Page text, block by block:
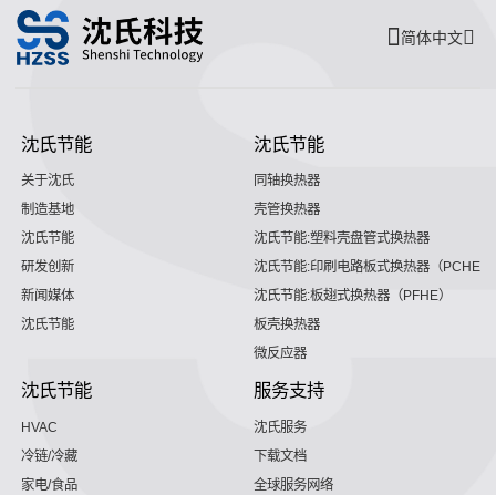
简体中文
沈氏节能
关于沈氏
制造基地
沈氏节能
研发创新
新闻媒体
沈氏节能
沈氏节能
同轴换热器
壳管换热器
沈氏节能:塑料壳盘管式换热器
沈氏节能:印刷电路板式换热器（PCHE）
沈氏节能:板翅式换热器（PFHE）
板壳换热器
微反应器
沈氏节能
HVAC
冷链/冷藏
家电/食品
服务支持
沈氏服务
下载文档
全球服务网络